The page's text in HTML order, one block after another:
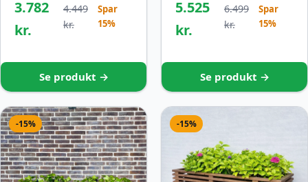
3.782
kr.
4.449
kr.
Spar
15%
Se produkt →
5.525
kr.
6.499
kr.
Spar
15%
Se produkt →
-15% -15%